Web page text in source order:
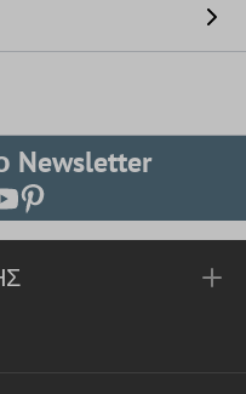
Newsletter